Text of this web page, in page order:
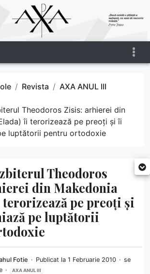
Revista
AXA ANUL III
Theodoros Zisis: arhierei din
îi terorizează pe preoți și îi
luptătorii pentru ortodoxie
Theodoros
din Makedonia
pe preoți și
pe luptătorii
Fotie Publicat la 1 Februarie 2010
se
AXA ANUL III